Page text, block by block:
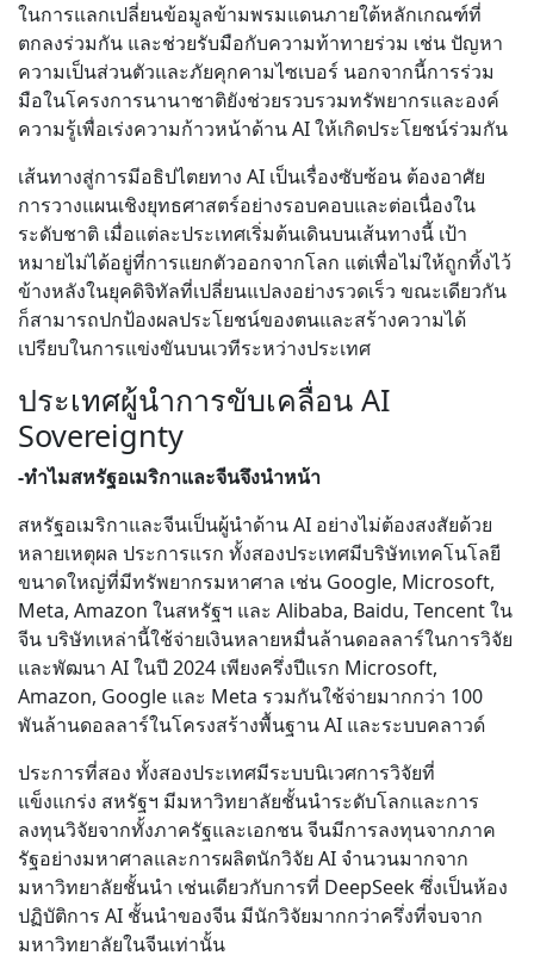
ในการแลกเปลี่ยนข้อมูลข้ามพรมแดนภายใต้หลักเกณฑ์ที่
ตกลงร่วมกัน และช่วยรับมือกับความท้าทายร่วม เช่น ปัญหา
ความเป็นส่วนตัวและภัยคุกคามไซเบอร์ นอกจากนี้การร่วม
มือในโครงการนานาชาติยังช่วยรวบรวมทรัพยากรและองค์
ความรู้เพื่อเร่งความก้าวหน้าด้าน AI ให้เกิดประโยชน์ร่วมกัน
เส้นทางสู่การมีอธิปไตยทาง AI เป็นเรื่องซับซ้อน ต้องอาศัย
การวางแผนเชิงยุทธศาสตร์อย่างรอบคอบและต่อเนื่องใน
ระดับชาติ เมื่อแต่ละประเทศเริ่มต้นเดินบนเส้นทางนี้ เป้า
หมายไม่ได้อยู่ที่การแยกตัวออกจากโลก แต่เพื่อไม่ให้ถูกทิ้งไว้
ข้างหลังในยุคดิจิทัลที่เปลี่ยนแปลงอย่างรวดเร็ว ขณะเดียวกัน
ก็สามารถปกป้องผลประโยชน์ของตนและสร้างความได้
เปรียบในการแข่งขันบนเวทีระหว่างประเทศ
ประเทศผู้นำการขับเคลื่อน AI
Sovereignty
-ทำไมสหรัฐอเมริกาและจีนจึงนำหน้า
สหรัฐอเมริกาและจีนเป็นผู้นำด้าน AI อย่างไม่ต้องสงสัยด้วย
หลายเหตุผล ประการแรก ทั้งสองประเทศมีบริษัทเทคโนโลยี
ขนาดใหญ่ที่มีทรัพยากรมหาศาล เช่น Google, Microsoft,
Meta, Amazon ในสหรัฐฯ และ Alibaba, Baidu, Tencent ใน
จีน บริษัทเหล่านี้ใช้จ่ายเงินหลายหมื่นล้านดอลลาร์ในการวิจัย
และพัฒนา AI ในปี 2024 เพียงครึ่งปีแรก Microsoft,
Amazon, Google และ Meta รวมกันใช้จ่ายมากกว่า 100
พันล้านดอลลาร์ในโครงสร้างพื้นฐาน AI และระบบคลาวด์
ประการที่สอง ทั้งสองประเทศมีระบบนิเวศการวิจัยที่
แข็งแกร่ง สหรัฐฯ มีมหาวิทยาลัยชั้นนำระดับโลกและการ
ลงทุนวิจัยจากทั้งภาครัฐและเอกชน จีนมีการลงทุนจากภาค
รัฐอย่างมหาศาลและการผลิตนักวิจัย AI จำนวนมากจาก
มหาวิทยาลัยชั้นนำ เช่นเดียวกับการที่ DeepSeek ซึ่งเป็นห้อง
ปฏิบัติการ AI ชั้นนำของจีน มีนักวิจัยมากกว่าครึ่งที่จบจาก
มหาวิทยาลัยในจีนเท่านั้น